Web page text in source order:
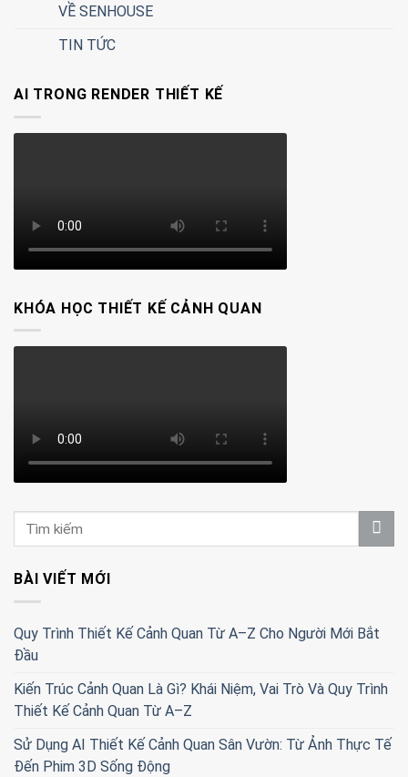
VỀ SENHOUSE
TIN TỨC
AI TRONG RENDER THIẾT KẾ
KHÓA HỌC THIẾT KẾ CẢNH QUAN
BÀI VIẾT MỚI
Quy Trình Thiết Kế Cảnh Quan Từ A–Z Cho Người Mới Bắt
Đầu
Kiến Trúc Cảnh Quan Là Gì? Khái Niệm, Vai Trò Và Quy Trình
Thiết Kế Cảnh Quan Từ A–Z
Sử Dụng AI Thiết Kế Cảnh Quan Sân Vườn: Từ Ảnh Thực Tế
Đến Phim 3D Sống Động